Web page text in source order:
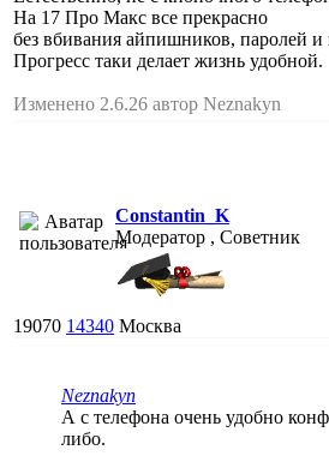
На 17 Про Макс все прекрасно
без вбивания айпишников, паролей и
Прогресс таки делает жизнь удобной.
Изменено 2.6.26 автор Neznakyn
Constantin_K
Модератор , Советник
19070 14340 Москва
Neznakyn
А с телефона очень удобно
либо.